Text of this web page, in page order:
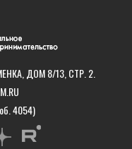
ДОМ 8/13, СТР. 2.
4054)